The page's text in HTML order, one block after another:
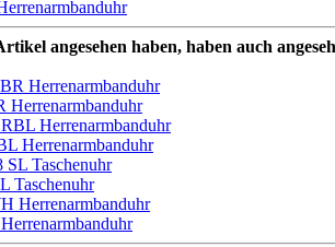
angesehen haben, haben auch
Herrenarmbanduhr
Herrenarmbanduhr
Taschenuhr